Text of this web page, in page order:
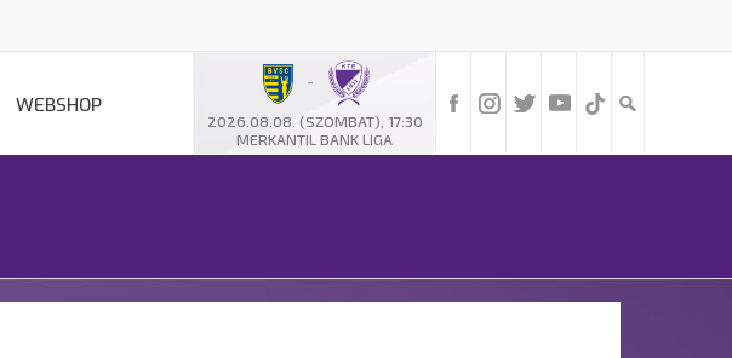
-
2026.08.08. (SZOMBAT), 17:30
MERKANTIL BANK LIGA
WEBSHOP